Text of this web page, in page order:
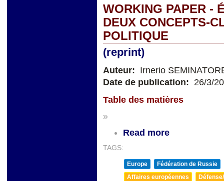
WORKING PAPER -
DEUX CONCEPTS-
POLITIQUE
(reprint)
Auteur: Irnerio
Date de publication: 26/3/
Table des matières
»
Read more
TAGS:
Europe
Fédération de Russie
Affaires européennes